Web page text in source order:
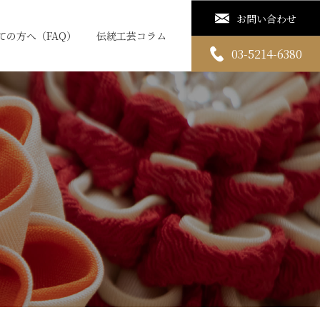
の方へ（FAQ） 伝統工芸コラム
お問い合わせ
03-5214-6380